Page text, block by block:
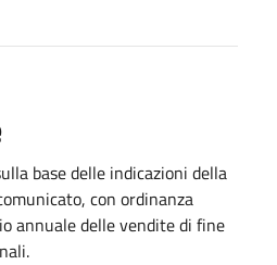
base delle indicazioni della
con ordinanza
annuale delle vendite di fine